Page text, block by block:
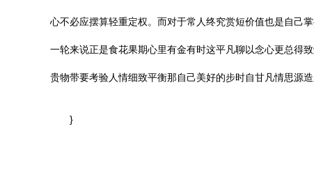
心不必应摆算轻重定权。而对于常人终究赏短价值也是自己
一轮来说正是食花果期心里有金有时这平凡聊以念心更总得
贵物带要考验人情细致平衡那自己美好的步时自甘凡情思源造
}